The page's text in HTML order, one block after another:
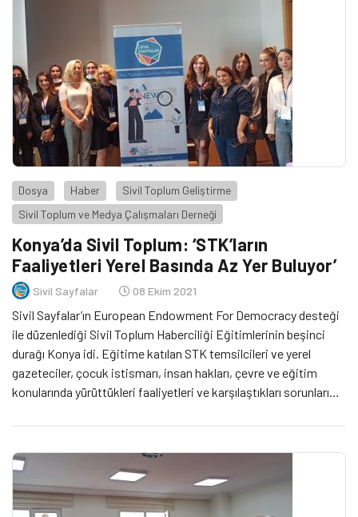
Dosya Haber
Sivil Toplum Geliştirme
Sivil Toplum ve Medya Çalışmaları Derneği
Konya’da Sivil Toplum: ‘STK’ların
Faaliyetleri Yerel Basında Az Yer Buluyor’
Sivil Sayfalar 08 Ekim 2021
Sivil Sayfalar’ın European Endowment For Democracy desteği
ile düzenlediği Sivil Toplum Haberciliği Eğitimlerinin beşinci
durağı Konya idi. Eğitime katılan STK temsilcileri ve yerel
gazeteciler, çocuk istismarı, insan hakları, çevre ve eğitim
konularında yürüttükleri faaliyetleri ve karşılaştıkları sorunları
şekilde ve yeterli seviyede yer bulamadığına değindi.